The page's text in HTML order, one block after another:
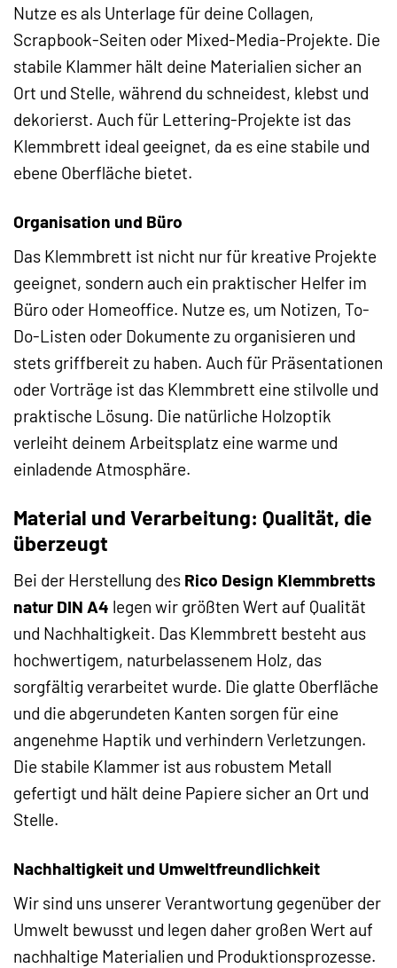
Nutze es als Unterlage für deine Collagen,
Scrapbook-Seiten oder Mixed-Media-Projekte. Die
stabile Klammer hält deine Materialien sicher an
Ort und Stelle, während du schneidest, klebst und
dekorierst. Auch für Lettering-Projekte ist das
Klemmbrett ideal geeignet, da es eine stabile und
ebene Oberfläche bietet.
Organisation und Büro
Das Klemmbrett ist nicht nur für kreative Projekte
geeignet, sondern auch ein praktischer Helfer im
Büro oder Homeoffice. Nutze es, um Notizen, To-
Do-Listen oder Dokumente zu organisieren und
stets griffbereit zu haben. Auch für Präsentationen
oder Vorträge ist das Klemmbrett eine stilvolle und
praktische Lösung. Die natürliche Holzoptik
verleiht deinem Arbeitsplatz eine warme und
einladende Atmosphäre.
Material und Verarbeitung: Qualität, die
überzeugt
Bei der Herstellung des Rico Design Klemmbretts
natur DIN A4 legen wir größten Wert auf Qualität
und Nachhaltigkeit. Das Klemmbrett besteht aus
hochwertigem, naturbelassenem Holz, das
sorgfältig verarbeitet wurde. Die glatte Oberfläche
und die abgerundeten Kanten sorgen für eine
angenehme Haptik und verhindern Verletzungen.
Die stabile Klammer ist aus robustem Metall
gefertigt und hält deine Papiere sicher an Ort und
Stelle.
Nachhaltigkeit und Umweltfreundlichkeit
Wir sind uns unserer Verantwortung gegenüber der
Umwelt bewusst und legen daher großen Wert auf
nachhaltige Materialien und Produktionsprozesse.